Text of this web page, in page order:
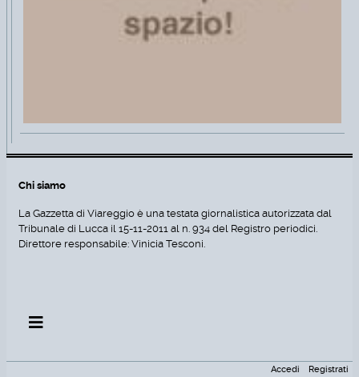
Chi siamo
La Gazzetta di Viareggio è una testata giornalistica autorizzata dal
Tribunale di Lucca il 15-11-2011 al n. 934 del Registro periodici.
Direttore responsabile: Vinicia Tesconi.
Accedi Registrati